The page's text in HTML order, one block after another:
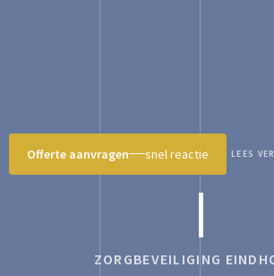
Offerte aanvragen snel reactie LEES
ZORGBEVEILIGING